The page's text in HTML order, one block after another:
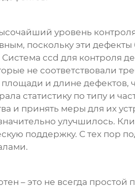
уровень
поскольку эти
ccd для контроля
не соответствовали
и длине дефектов,
статистику по типу и
и принять меры для их
улучшилось.
поддержку. С тех пор
– это не всегда